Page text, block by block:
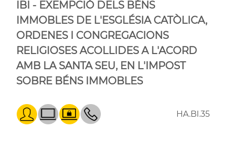
IBI - EXEMPCIÓ DELS BÉNS
IMMOBLES DE L'ESGLÉSIA CATÒLICA,
ORDENES I CONGREGACIONS
RELIGIOSES ACOLLIDES A L'ACORD
AMB LA SANTA SEU, EN L'IMPOST
SOBRE BÉNS IMMOBLES
HA.BI.35